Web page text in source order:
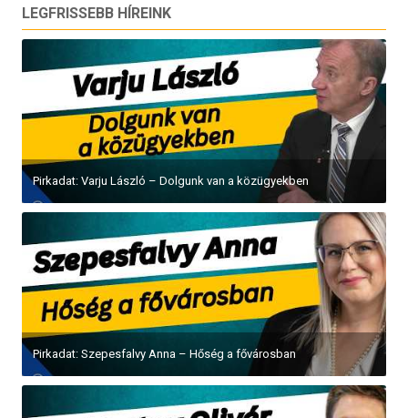
LEGFRISSEBB HÍREINK
Pirkadat: Varju László – Dolgunk van a közügyekben
Pirkadat: Szepesfalvy Anna – Hőség a fővárosban